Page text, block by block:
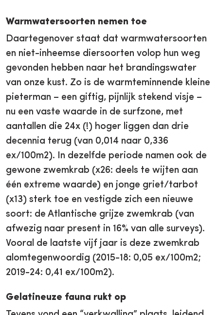
Warmwatersoorten nemen toe
Daartegenover staat dat warmwatersoorten
en niet-inheemse diersoorten volop hun weg
gevonden hebben naar het brandingswater
van onze kust. Zo is de warmteminnende kleine
pieterman – een giftig, pijnlijk stekend visje –
nu een vaste waarde in de surfzone, met
aantallen die 24x (!) hoger liggen dan drie
decennia terug (van 0,014 naar 0,336
ex/100m2). In dezelfde periode namen ook de
gewone zwemkrab (x26: deels te wijten aan
één extreme waarde) en jonge griet/tarbot
(x13) sterk toe en vestigde zich een nieuwe
soort: de Atlantische grijze zwemkrab (van
afwezig naar present in 16% van alle surveys).
Vooral de laatste vijf jaar is deze zwemkrab
alomtegenwoordig (2015-18: 0,05 ex/100m2;
2019-24: 0,41 ex/100m2).
Gelatineuze fauna rukt op